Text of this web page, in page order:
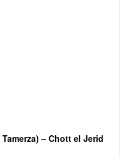
– Chott el Jerid